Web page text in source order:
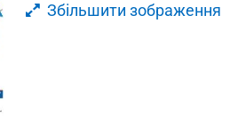
Збільшити зображення